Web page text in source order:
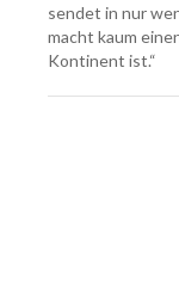
sendet in nur
macht kaum
Kontinent ist.“